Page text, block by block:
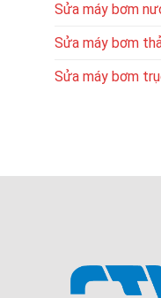
Sửa máy bơm
Sửa máy bơm
Sửa máy bơm